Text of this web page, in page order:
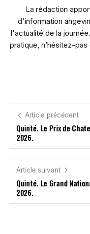
La rédaction
d'information
l'actualité de la
pratique, n’hésitez-
Article précédent
Quinté. Le Prix de
2026.
Article suivant
Quinté. Le Grand
2026.